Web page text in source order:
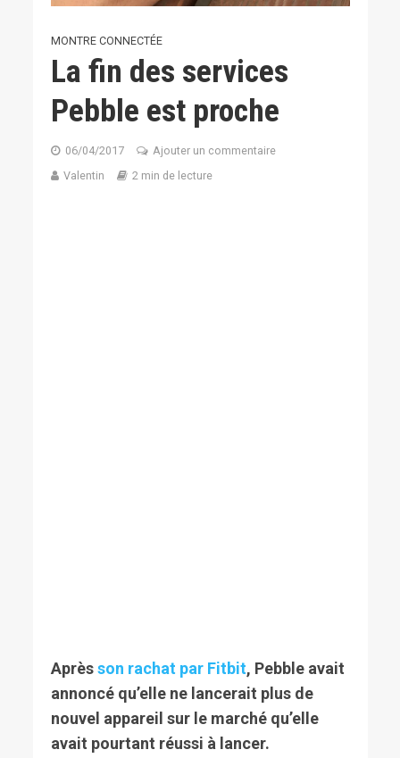
MONTRE CONNECTÉE
La fin des services
Pebble est proche
06/04/2017
Ajouter un commentaire
Valentin
2 min de lecture
Aprèsson rachat par Fitbit, Pebble avait
annoncé qu’elle ne lancerait plus de
nouvel appareil sur le marché qu’elle
avait pourtant réussi à lancer.